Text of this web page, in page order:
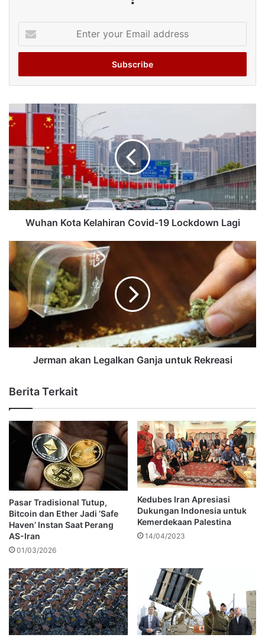
your
Email
Wuhan Kota Kelahiran Covid-19 Lockdown Lagi
Jerman akan Legalkan Ganja untuk Rekreasi
Berita Terkait
Pasar Tradisional Tutup,
Bitcoin dan Ether Jadi ‘Safe
Haven’ Instan Saat Perang
AS-Iran
01/03/2026
Kedubes Iran Apresiasi
Dukungan Indonesia untuk
Kemerdekaan Palestina
14/04/2023